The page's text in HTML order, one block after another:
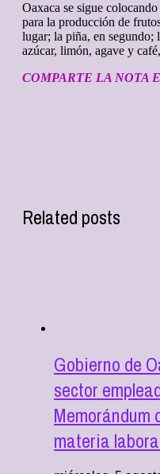
Oaxaca se sigue
para la producción de
lugar; la piña, en segundo;
azúcar, limón, agave y
COMPARTE LA NOTA
Related posts
Gobierno de
sector
Memorándum
materia